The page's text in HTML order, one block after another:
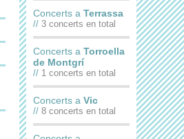
Concerts a Terrassa
//3 concerts en total
Concerts a Torroella
de Montgrí
//1 concerts en total
Concerts a Vic
//8 concerts en total